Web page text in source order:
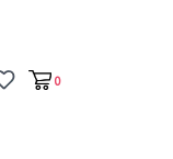
0